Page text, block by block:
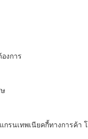
งการ
กรนเทพเนียคกี้ทางการค้า